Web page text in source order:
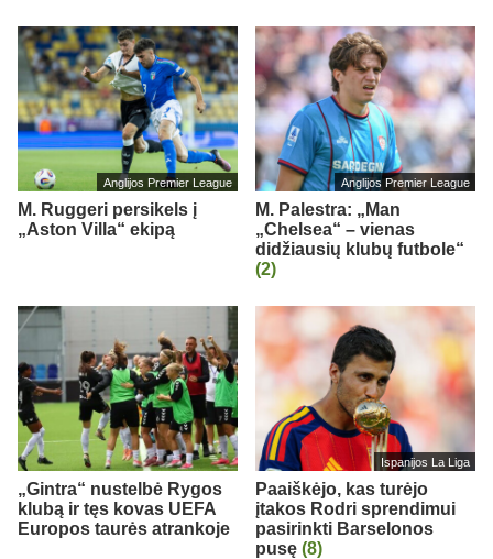
Anglijos Premier League
M. Ruggeri persikels į
„Aston Villa“ ekipą
Anglijos Premier League
M. Palestra: „Man
„Chelsea“ – vienas
didžiausių klubų futbole“
(2)
„Gintra“ nustelbė Rygos
klubą ir tęs kovas UEFA
Europos taurės atrankoje
Ispanijos La Liga
Paaiškėjo, kas turėjo
įtakos Rodri sprendimui
pasirinkti Barselonos
pusę (8)